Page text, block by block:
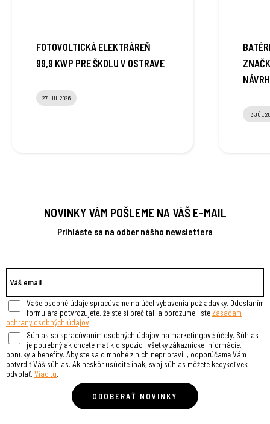
FOTOVOLTICKÁ ELEKTRÁREŇ
99,9 KWP PRE ŠKOLU V OSTRAVE
27 JÚL 2026
13 JÚL
NOVINKY VÁM POŠLEME NA VÁŠ E-MAIL
Prihláste sa na odber nášho newslettera
Vaše osobné údaje spracúvame na účel vybavenia požiadavky. Odoslaním
formulára potvrdzujete, že ste si prečítali a porozumeli steZásadám
ochrany osobných údajov
Súhlas so spracúvaním osobných údajov na marketingové účely. Súhlas
je potrebný ak chcete mať k dispozícii všetky zákaznícke informácie,
ponuky a benefity. Aby ste sa o mnohé z nich nepripravili, odporúčame Vám
potvrdiť Váš súhlas. Ak neskôr usúdite inak, svoj súhlas môžete kedykoľvek
odvolať. Viac tu.